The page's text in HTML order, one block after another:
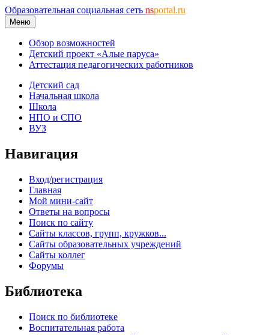
Образовательная социальная сеть nsportal.ru
Меню
Обзор возможностей
Детский проект «Алые паруса»
Аттестация педагогических работников
Детский сад
Начальная школа
Школа
НПО и СПО
ВУЗ
Навигация
Вход/регистрация
Главная
Мой мини-сайт
Ответы на вопросы
Поиск по сайту
Сайты классов, групп, кружков...
Сайты образовательных учреждений
Сайты коллег
Форумы
Библиотека
Поиск по библиотеке
Воспитательная работа